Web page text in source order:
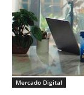
Mercado Digital